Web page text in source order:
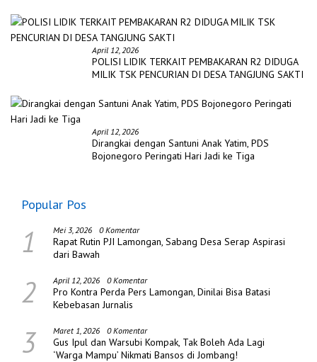
April 12, 2026
POLISI LIDIK TERKAIT PEMBAKARAN R2 DIDUGA
MILIK TSK PENCURIAN DI DESA TANGJUNG SAKTI
April 12, 2026
Dirangkai dengan Santuni Anak Yatim, PDS
Bojonegoro Peringati Hari Jadi ke Tiga
Popular Pos
1 Mei 3, 2026 0 Komentar
Rapat Rutin PJI Lamongan, Sabang Desa Serap Aspirasi
dari Bawah
2 April 12, 2026 0 Komentar
Pro Kontra Perda Pers Lamongan, Dinilai Bisa Batasi
Kebebasan Jurnalis
3 Maret 1, 2026 0 Komentar
Gus Ipul dan Warsubi Kompak, Tak Boleh Ada Lagi
‘Warga Mampu’ Nikmati Bansos di Jombang!